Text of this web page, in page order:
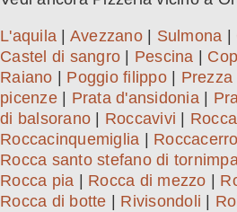
L'aquila Avezzano| Sulmona
Castel di sangro
Pescina
Raiano
Poggio filippo| Prezza
picenze| Prata d'ansidonia|
di balsorano
Roccavivi
Roccacinquemiglia
Roccacerro
Rocca santo stefano di
Rocca pia
Rocca di mezzo
Rocca di botte
Rivisondoli